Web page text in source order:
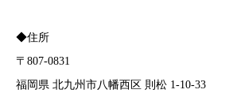
◆住所
〒807-0831
福岡県 北九州市八幡西区 則松 1-10-33